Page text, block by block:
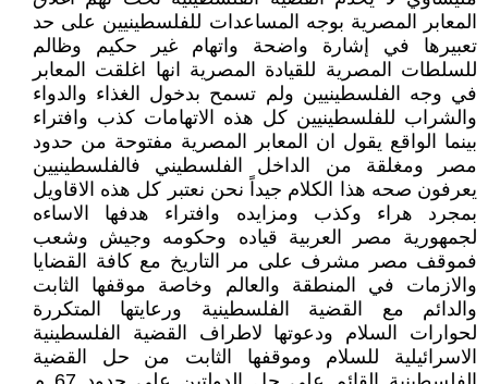
المعابر المصرية بوجه المساعدات للفلسطينيين على حد
تعبيرها في إشارة واضحة واتهام غير حكيم وظالم
للسلطات المصرية للقيادة المصرية انها اغلقت المعابر
في وجه الفلسطينيين ولم تسمح بدخول الغذاء والدواء
والشراب للفلسطينيين كل هذه الاتهامات كذب وافتراء
بينما الواقع يقول ان المعابر المصرية مفتوحة من حدود
مصر ومغلقة من الداخل الفلسطيني فالفلسطينيين
يعرفون صحه هذا الكلام جيداً نحن نعتبر كل هذه الاقاويل
بمجرد هراء وكذب ومزايده وافتراء هدفها الاساءه
لجمهورية مصر العربية قياده وحكومه وجيش وشعب
فموقف مصر مشرف على مر التاريخ مع كافة القضايا
والازمات في المنطقة والعالم وخاصة موقفها الثابت
والدائم مع القضية الفلسطينية ورعايتها المتكررة
لحوارات السلام ودعوتها لاطراف القضية الفلسطينية
الاسرائيلية للسلام وموقفها الثابت من حل القضية